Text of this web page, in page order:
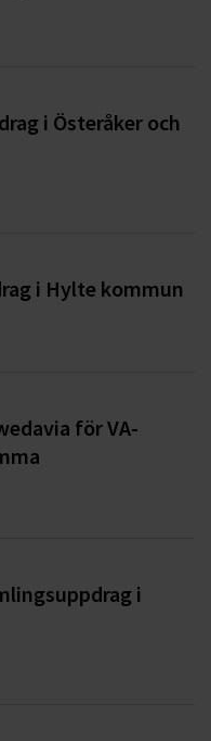
i Österåker och
i Hylte kommun
för VA-
i